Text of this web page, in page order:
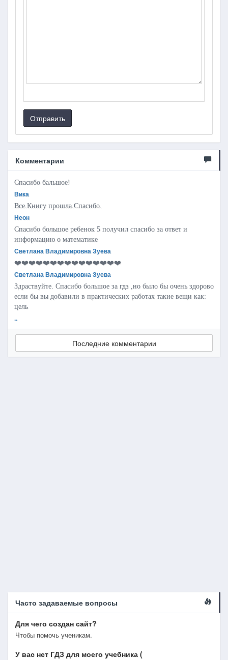
Отправить
Комментарии
Спасибо бальшое!
Вика
Все.Книгу прошла.Спасибо.
Неон
Спасибо большое ребенок 5 получил спасибо за ответ и
информацию о математике
Светлана Владимировна Зуева
❤️❤️❤️❤️❤️❤️❤️❤️❤️❤️❤️❤️❤️❤️❤️
Светлана Владимировна Зуева
Здраствуйте. Спасибо большое за гдз ,но было бы очень здорово
если бы вы добавили в практических работах такие вещи как:
цель
..
Последние комментарии
Часто задаваемые вопросы
Для чего создан сайт?
Чтобы помочь ученикам.
У вас нет ГДЗ для моего учебника (